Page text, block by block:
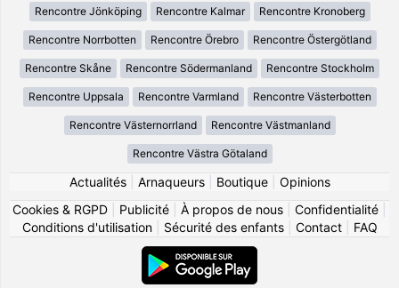
Rencontre Jönköping Rencontre Kalmar Rencontre Kronoberg
Rencontre Norrbotten Rencontre Örebro Rencontre Östergötland
Rencontre Skåne Rencontre Södermanland Rencontre Stockholm
Rencontre Uppsala Rencontre Varmland Rencontre Västerbotten
Rencontre Västernorrland Rencontre Västmanland
Rencontre Västra Götaland
Actualités| Arnaqueurs| Boutique| Opinions
Cookies & RGPD
Publicité À propos de nous Confidentialité
Conditions d'utilisation| Sécurité des enfants| Contact| FAQ